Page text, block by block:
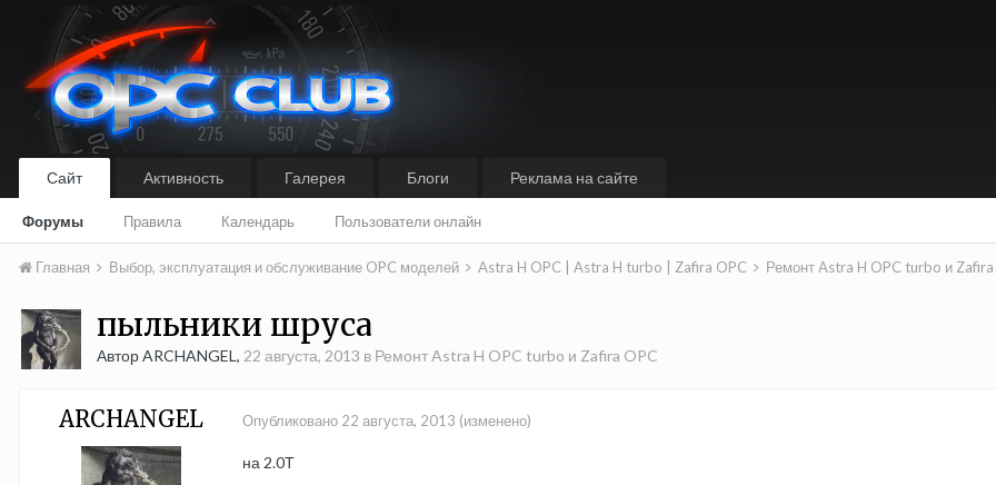
Сайт
Форумы Правила Календарь Пользователи онлайн
Активность Галерея Блоги Реклама на сайте
Главная Выбор, эксплуатация и обслуживание OPC моделей Astra H OPC | Astra H turbo | Zafira OPC Ремонт Astra H OPC turbo и
пыльники шруса
Автор ARCHANGEL, 22 августа, 2013 в Ремонт Astra H OPC turbo и Zafira OPC
ARCHANGEL Опубликовано 22 августа, 2013 (изменено)
на 2.0Т